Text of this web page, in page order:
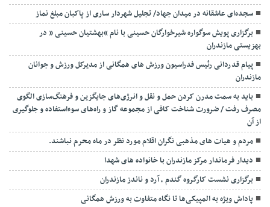
سجده‌ای عاشقانه در میدان جهاد/ تجلیل شهردار ساری از پاکبان مبلغ نماز
برگزاری پویش سوگواره شیرخوارگان حسینی با نام “بهشتیان حسینی ” در
بهزیستی مازندران
پیام قدردانی رئیس فدراسیون ورزش های همگانی از مدیرکل ورزش و جوانان
مازندران
باید به سمت مدرن کردن حمل و نقل و انرژی‌های جایگزین و فرهنگ‌سازی الگوی
مصرف رفت / ضرورت شناخت کافی از مجموعه گاز و راه‌های سوءاستفاده و جلوگیری
از آن
مردم و هیات های مذهبی نگران اقلام مورد نظر در ماه محرم نباشند.
دیدار فرماندار مرکز مازندران با خانواده های شهدا
برگزاری نشست کارگروه گندم ، آرد و ناندز مازندران
پاداش ویژه به المپیکی‌ها تا نگاه متفاوت به ورزش همگانی